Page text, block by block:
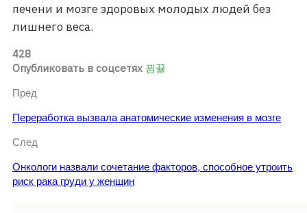
печени и мозге здоровых молодых людей без
лишнего веса.
428
Опубликовать в соцсетях
Пред
Переработка вызвала анатомические изменения в мозге
След
Онкологи назвали сочетание факторов, способное утроить
риск рака груди у женщин